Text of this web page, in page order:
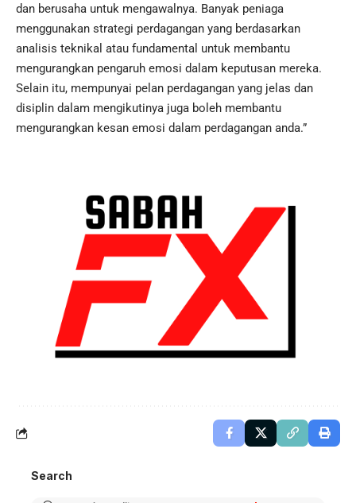
dan berusaha untuk mengawalnya. Banyak peniaga
menggunakan strategi perdagangan yang berdasarkan
analisis teknikal atau fundamental untuk membantu
mengurangkan pengaruh emosi dalam keputusan mereka.
Selain itu, mempunyai pelan perdagangan yang jelas dan
disiplin dalam mengikutinya juga boleh membantu
mengurangkan kesan emosi dalam perdagangan anda.”
Search